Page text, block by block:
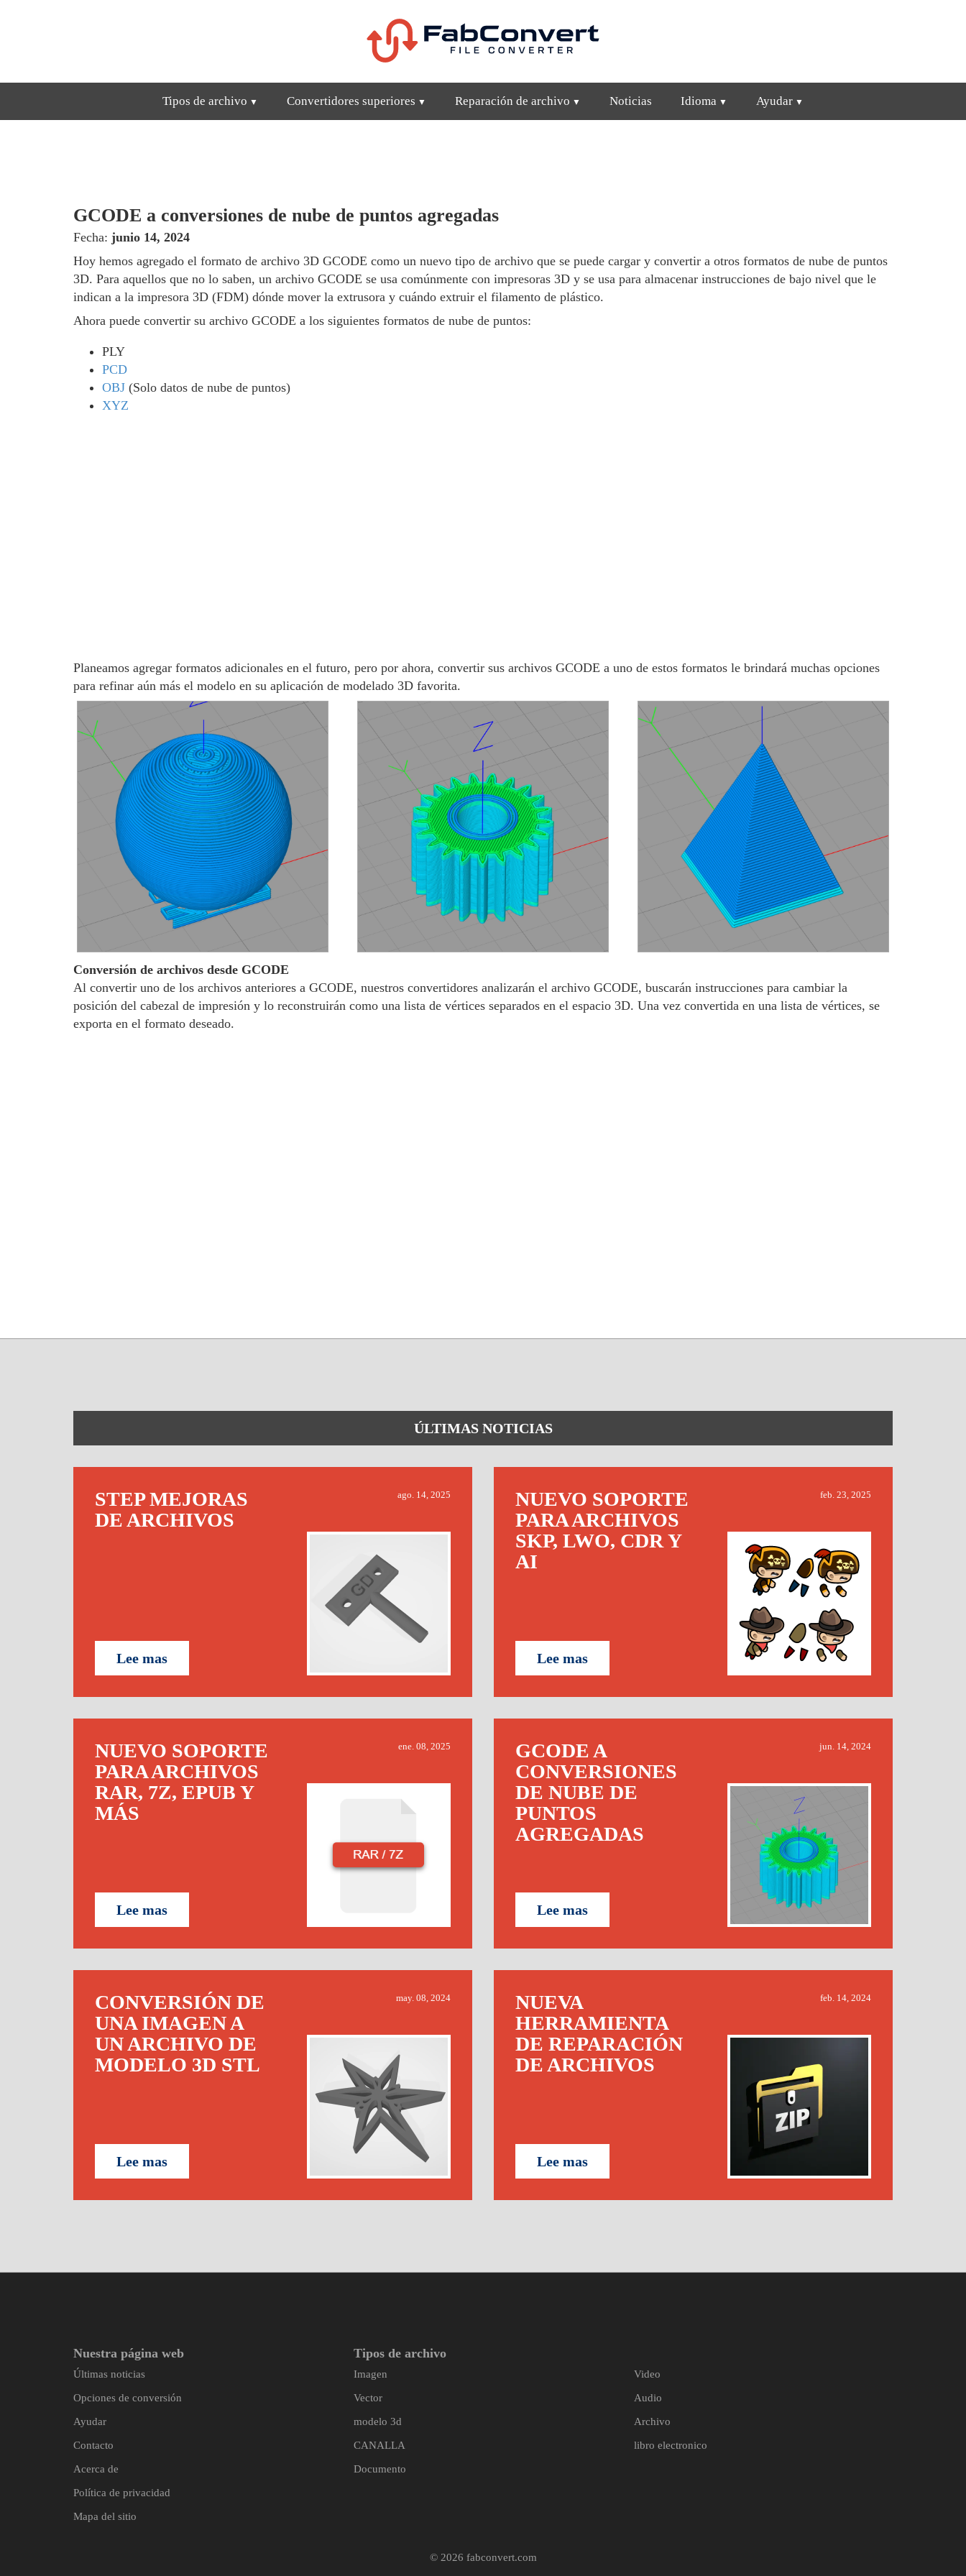
Tipos de archivo Convertidores superiores Reparación de archivo Noticias Idioma Ayudar
GCODE a conversiones de nube de puntos agregadas
Fecha: junio 14, 2024
Hoy hemos agregado el formato de archivo 3D GCODE como un nuevo tipo de archivo que se puede cargar y convertir a otros formatos de nube de puntos
3D. Para aquellos que no lo saben, un archivo GCODE se usa comúnmente con impresoras 3D y se usa para almacenar instrucciones de bajo nivel que le
indican a la impresora 3D (FDM) dónde mover la extrusora y cuándo extruir el filamento de plástico.
Ahora puede convertir su archivo GCODE a los siguientes formatos de nube de puntos:
PLY
PCD
OBJ (Solo datos de nube de puntos)
XYZ
Planeamos agregar formatos adicionales en el futuro, pero por ahora, convertir sus archivos GCODE a uno de estos formatos le brindará muchas opciones
para refinar aún más el modelo en su aplicación de modelado 3D favorita.
Conversión de archivos desde GCODE
Al convertir uno de los archivos anteriores a GCODE, nuestros convertidores analizarán el archivo GCODE, buscarán instrucciones para cambiar la
posición del cabezal de impresión y lo reconstruirán como una lista de vértices separados en el espacio 3D. Una vez convertida en una lista de vértices, se
exporta en el formato deseado.
ÚLTIMAS NOTICIAS
STEP MEJORAS
DE ARCHIVOS
ago. 14, 2025
Lee mas
NUEVO SOPORTE
PARA ARCHIVOS
SKP, LWO, CDR Y
AI
feb. 23, 2025
Lee mas
NUEVO SOPORTE
PARA ARCHIVOS
RAR, 7Z, EPUB Y
MÁS
ene. 08, 2025
Lee mas
GCODE A
CONVERSIONES
DE NUBE DE
PUNTOS
AGREGADAS
jun. 14, 2024
Lee mas
CONVERSIÓN DE
UNA IMAGEN A
UN ARCHIVO DE
MODELO 3D STL
may. 08, 2024
Lee mas
NUEVA
HERRAMIENTA
DE REPARACIÓN
DE ARCHIVOS
feb. 14, 2024
Lee mas
Nuestra página web
Últimas noticias
Opciones de conversión
Ayudar
Contacto
Acerca de
Política de privacidad
Mapa del sitio
Tipos de archivo
Imagen
Vector
modelo 3d
CANALLA
Documento
Video
Audio
Archivo
libro electronico
© 2026 fabconvert.com